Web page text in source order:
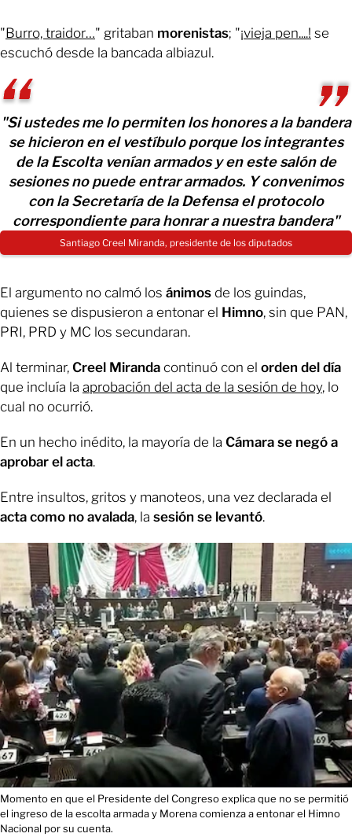
"Burro, traidor…" gritaban morenistas; "¡vieja pen....! se
escuchó desde la bancada albiazul.
"Si ustedes me lo permiten los honores a la bandera
se hicieron en el vestíbulo porque los integrantes
de la Escolta venían armados y en este salón de
sesiones no puede entrar armados. Y convenimos
con la Secretaría de la Defensa el protocolo
correspondiente para honrar a nuestra bandera"
Santiago Creel Miranda, presidente de los diputados
El argumento no calmó los ánimos de los guindas,
quienes se dispusieron a entonar el Himno, sin que PAN,
PRI, PRD y MC los secundaran.
Al terminar, Creel Miranda continuó con el orden del día
que incluía la aprobación del acta de la sesión de hoy, lo
cual no ocurrió.
En un hecho inédito, la mayoría de la Cámara se negó a
aprobar el acta.
Entre insultos, gritos y manoteos, una vez declarada el
acta como no avalada, la sesión se levantó.
Momento en que el Presidente del Congreso explica que no se permitió
el ingreso de la escolta armada y Morena comienza a entonar el Himno
Nacional por su cuenta.